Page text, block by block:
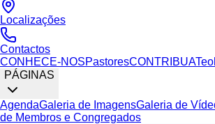
Localizações
Contactos
CONHECE-NOSPastoresCONTRIBUA
PÁGINAS
AgendaGaleria de ImagensGaleria de
de Membros e Congregados